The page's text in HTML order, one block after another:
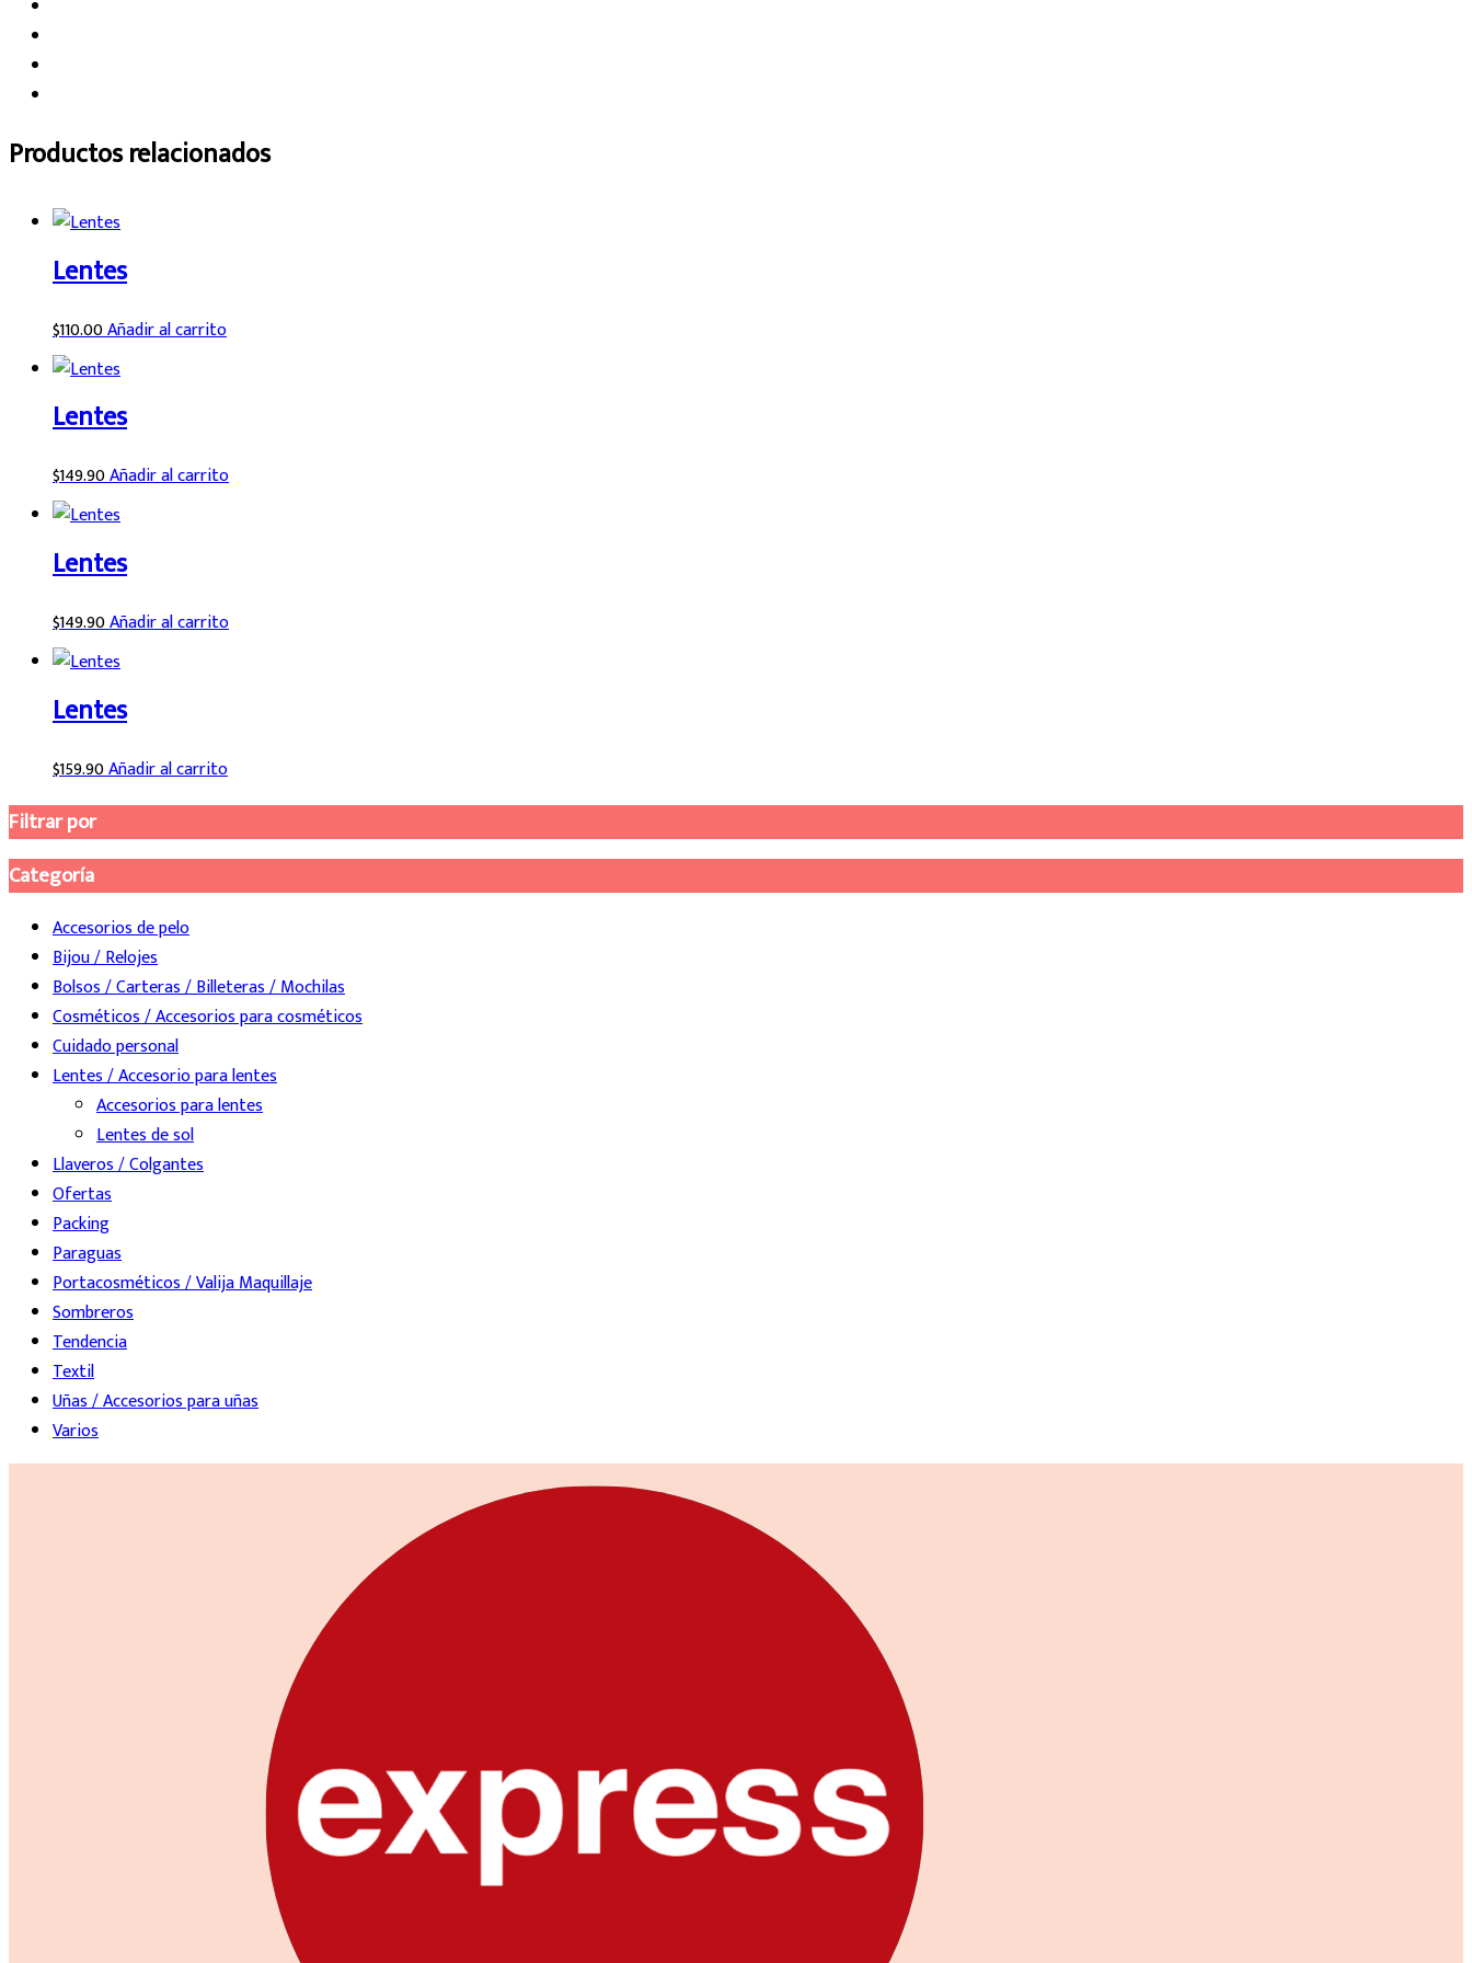
Productos relacionados
Lentes
$110.00Añadir al carrito
Lentes
$149.90Añadir al carrito
Lentes
$149.90Añadir al carrito
Lentes
$159.90Añadir al carrito
Filtrar por
Categoría
Accesorios de pelo
Bijou / Relojes
Bolsos / Carteras / Billeteras / Mochilas
Cosméticos / Accesorios para cosméticos
Cuidado personal
Lentes / Accesorio para lentes
Accesorios para lentes
Lentes de sol
Llaveros / Colgantes
Ofertas
Packing
Paraguas
Portacosméticos / Valija Maquillaje
Sombreros
Tendencia
Textil
Uñas / Accesorios para uñas
Varios